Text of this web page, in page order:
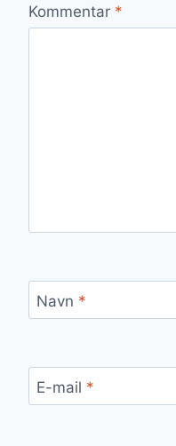
Kommentar *
Navn *
E-mail *